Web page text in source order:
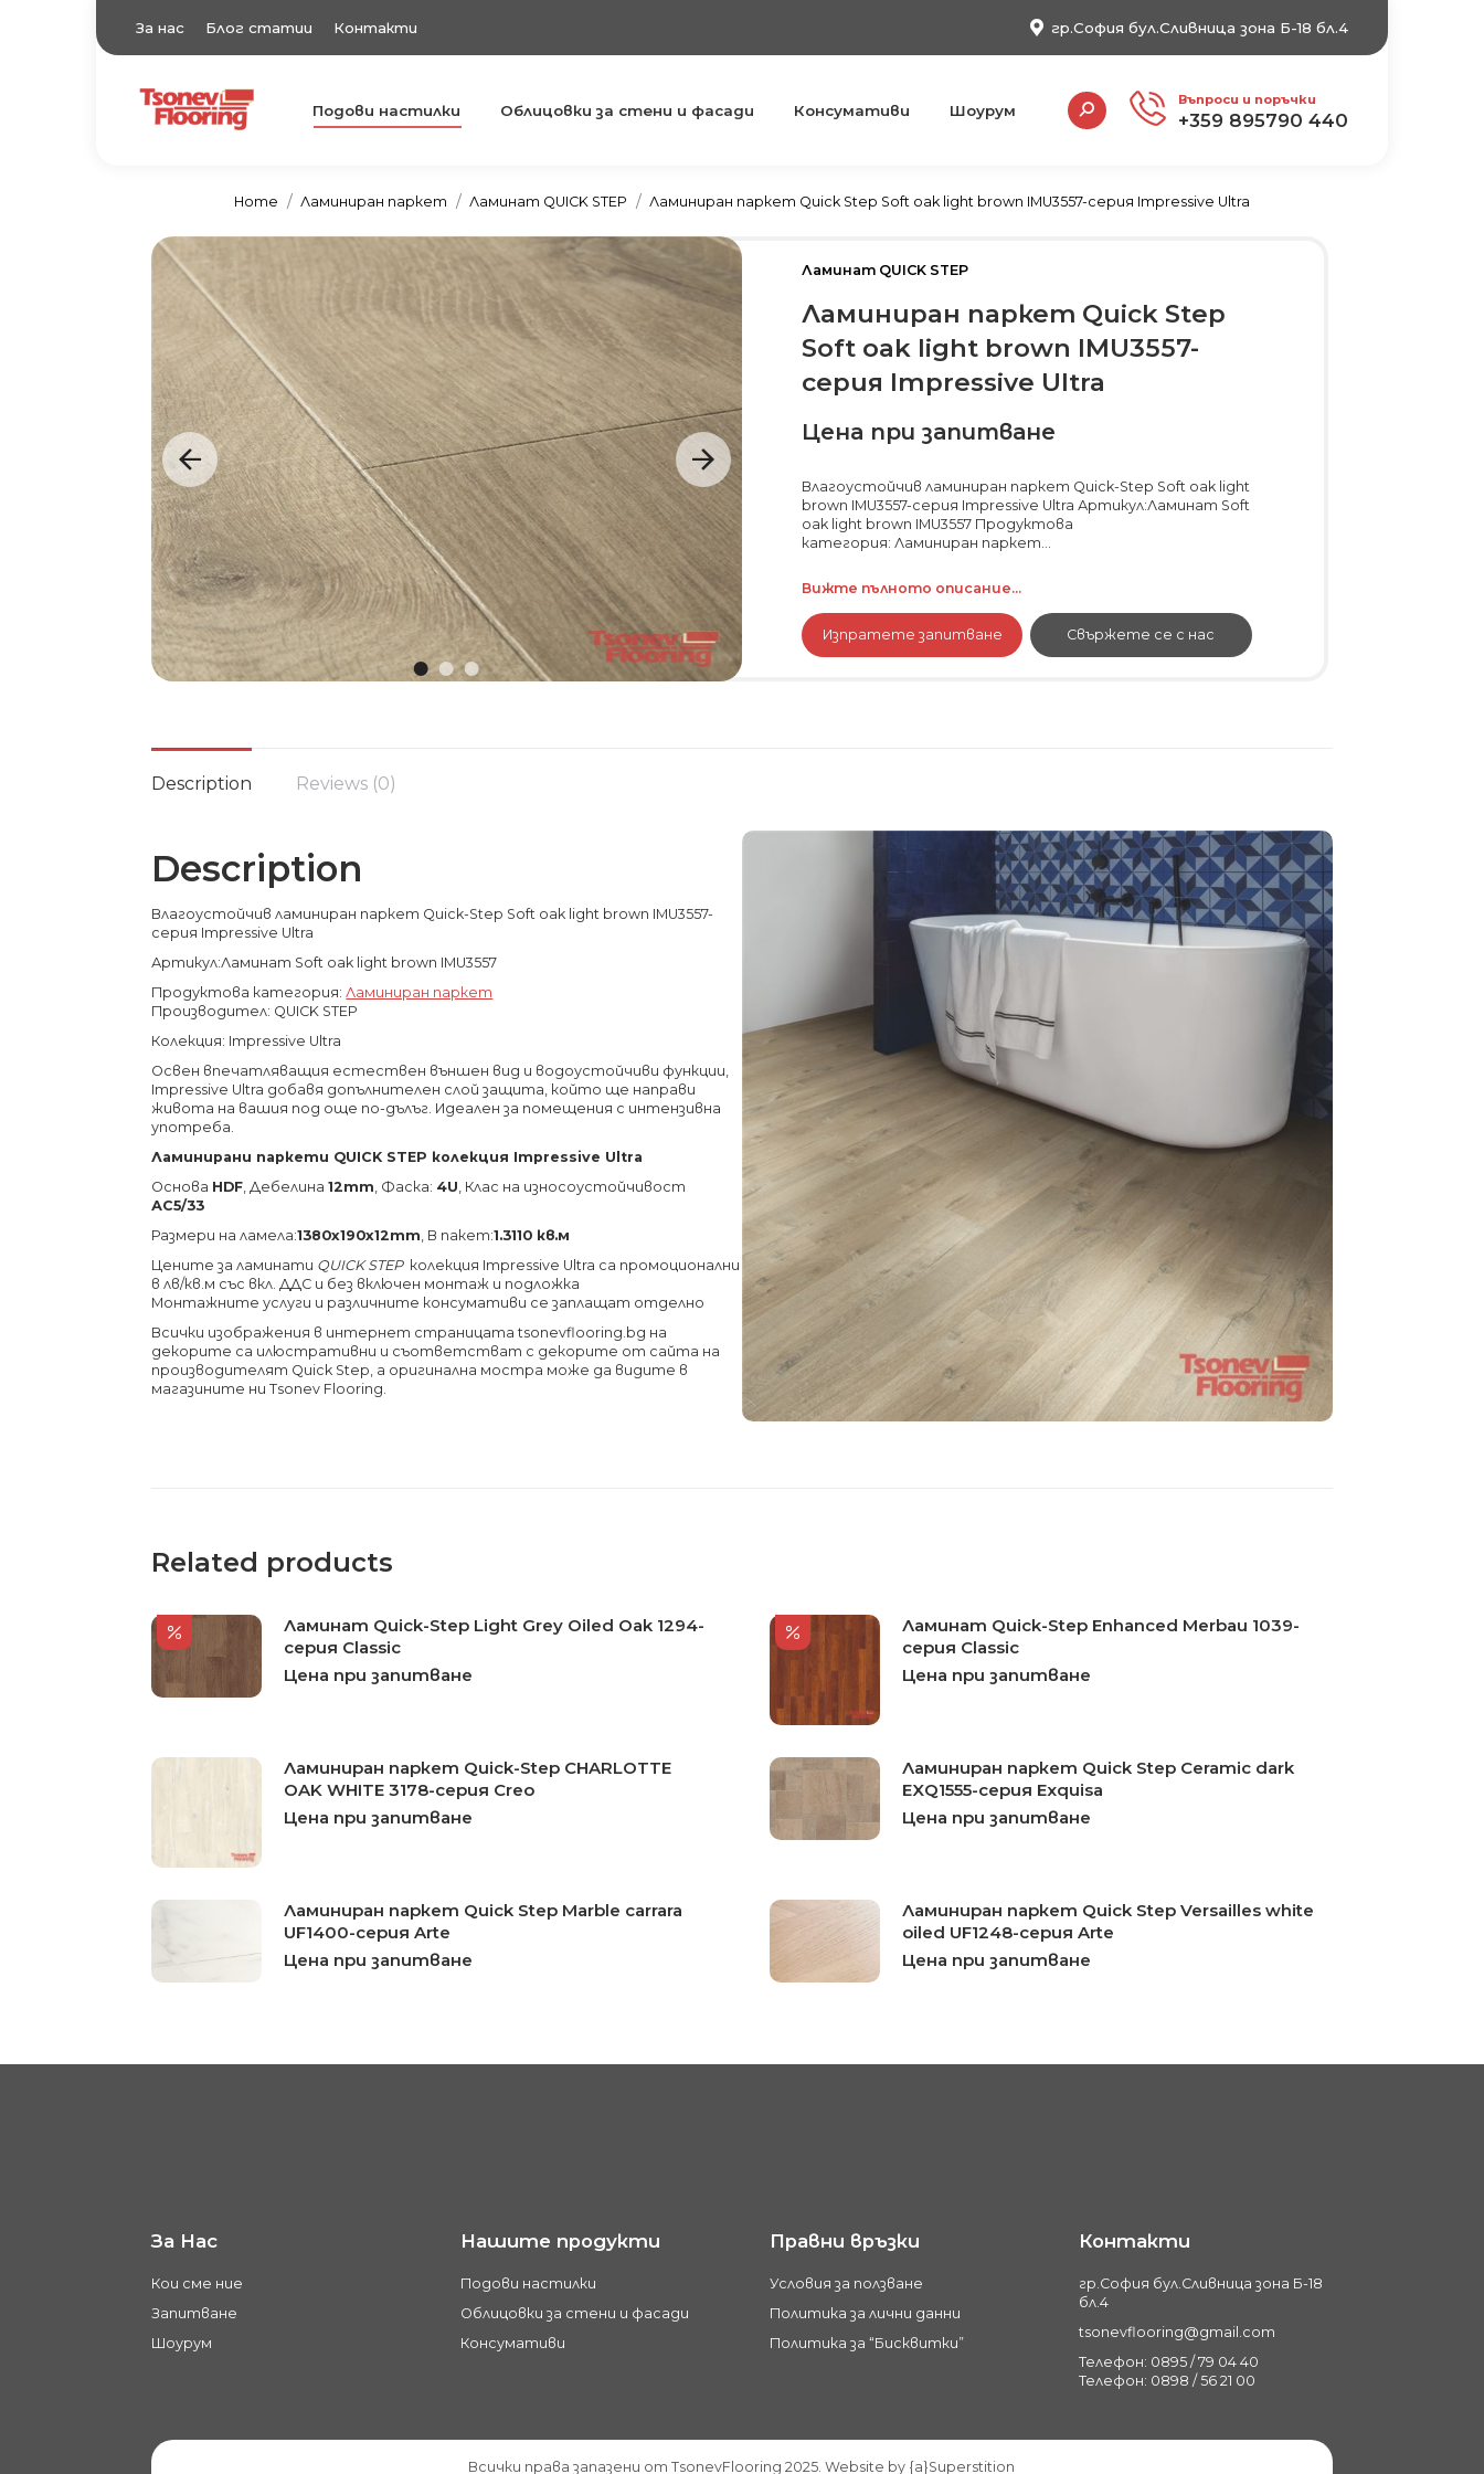
За нас Блог статии Контакти гр.София бул.Сливница зона Б-18 бл.4
TsonevFlooring
Подови настилки Подови настилки Облицовки за стени и фасади Консумативи Шоурум
Search: Въпроси и поръчки
+359 895790 440
You are here:
Home Ламиниран паркет Ламинат QUICK STEP Ламиниран паркет Quick Step Soft oak light brown IMU3557-серия Impressive Ultra
Ламинат QUICK STEP
Ламиниран паркет Quick Step
Soft oak light brown IMU3557-
серия Impressive Ultra
Цена при запитване
Влагоустойчив ламиниран паркет Quick-Step Soft oak light
brown IMU3557-серия Impressive Ultra Артикул:Ламинат Soft
oak light brown IMU3557 Продуктова
категория: Ламиниран паркет...
Вижте пълното описание...
Изпратете запитване Свържете се с нас
Description Reviews (0)
Description
Влагоустойчив ламиниран паркет Quick-Step Soft oak light brown IMU3557-
серия Impressive Ultra
Артикул:Ламинат Soft oak light brown IMU3557
Продуктова категория:Ламиниран паркет
Производител: QUICK STEP
Колекция: Impressive Ultra
Освен впечатляващия естествен външен вид и водоустойчиви функции,
Impressive Ultra добавя допълнителен слой защита, който ще направи
живота на вашия под още по-дълъг. Идеален за помещения с интензивна
употреба.
Ламинирани паркети QUICK STEP колекция Impressive Ultra
Основа HDF , Дебелина12mm , Фаска: 4U , Клас на износоустойчивост
АС5/33
Размери на ламела:1380х190х12mm , В пакет:1.3110 кв.м
Цените за ламинати QUICK STEPколекция Impressive Ultra са промоционални
в лв/кв.м със вкл. ДДС и без включен монтаж и подложка
Монтажните услуги и различните консумативи се заплащат отделно
Всички изображения в интернет страницата tsonevflooring.bg на
декорите са илюстративни и съответстват с декорите от сайта на
производителят Quick Step, а оригинална мостра може да видите в
магазините ни Tsonev Flooring.
Related products
Ламинат Quick-Step Light Grey Oiled Oak 1294-
серия Classic
Цена при запитване
Ламинат Quick-Step Enhanced Merbau 1039-
серия Classic
Цена при запитване
Ламиниран паркет Quick-Step CHARLOTTE
OAK WHITE 3178-серия Creo
Цена при запитване
Ламиниран паркет Quick Step Ceramic dark
EXQ1555-серия Exquisa
Цена при запитване
Ламиниран паркет Quick Step Marble carrara
UF1400-серия Arte
Цена при запитване
Ламиниран паркет Quick Step Versailles white
oiled UF1248-серия Arte
Цена при запитване
За Нас
Кои сме ние
Запитване
Шоурум
Нашите продукти
Подови настилки
Облицовки за стени и фасади
Консумативи
Правни връзки
Условия за ползване
Политика за лични данни
Политика за “Бисквитки”
Контакти
гр.София бул.Сливница зона Б-18
бл.4
tsonevflooring@gmail.com
Телефон: 0895 / 79 04 40
Телефон: 0898 / 56 21 00
Всички права запазени от TsonevFlooring 2025. Website by {a}Superstition